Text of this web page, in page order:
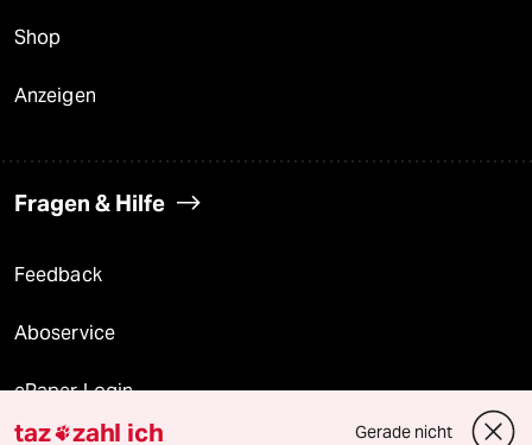
Shop
Anzeigen
Fragen & Hilfe
Feedback
Aboservice
ePaper Login
taz zahl ich Gerade nicht